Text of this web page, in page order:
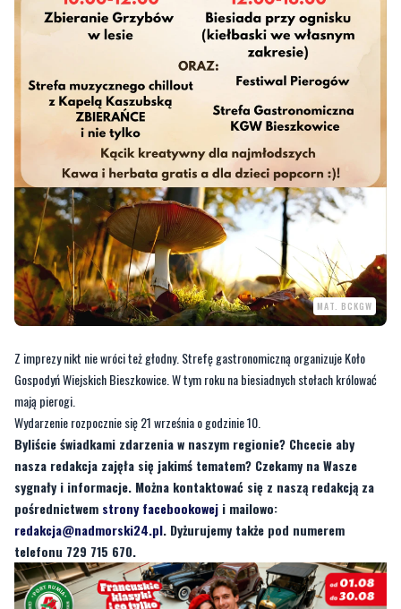
MAT. BCKGW
Z imprezy nikt nie wróci też głodny. Strefę gastronomiczną organizuje Koło
Gospodyń Wiejskich Bieszkowice. W tym roku na biesiadnych stołach królować
mają pierogi.
Wydarzenie rozpocznie się 21 września o godzinie 10.
Byliście świadkami zdarzenia w naszym regionie? Chcecie aby
nasza redakcja zajęła się jakimś tematem? Czekamy na Wasze
sygnały i informacje. Można kontaktować się z naszą redakcją za
pośrednictwem strony facebookowej i mailowo:
redakcja@nadmorski24.pl. Dyżurujemy także pod numerem
telefonu 729 715 670.